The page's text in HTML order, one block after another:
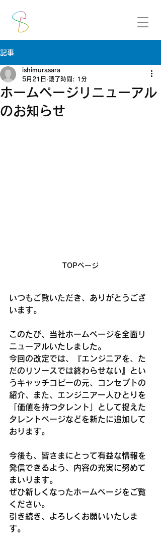
記事
ホームページリニューアル
のお知らせ
ishimurasara
5月21日 読了時間: 1分
TOPページ
いつもご覧いただき、ありがとうござ
います。
このたび、当社ホームページを全面リ
ニューアルいたしました。
今回の改定では、『エンジニアを、た
だのリソースでは終わらせない』とい
うキャッチコピーの元、コンセプトの
紹介、また、
エンジニア一人ひとりを
「価値を持つタレント」として捉えた
タレントページなどを新たに追加して
おります。
今後も、皆さまにとって有益な情報を
発信できるよう、内容の充実に努めて
まいります。
ぜひ新しくなったホームページをご覧
ください。
引き続き、よろしくお願いいたしま
す。